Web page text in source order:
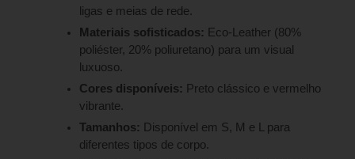
ligas e meias de rede.
Materiais sofisticados: Eco-Leather (80%
poliéster, 20% poliuretano) para um visual
luxuoso.
Cores disponíveis: Preto clássico e vermelho
vibrante.
Tamanhos: Disponível em S, M e L para
diferentes tipos de corpo.